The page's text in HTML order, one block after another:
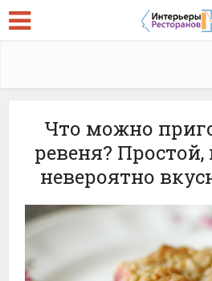
Что можно
ревеня?
невероятно